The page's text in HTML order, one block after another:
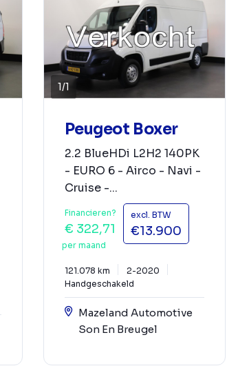
1/1
Peugeot Boxer
2.2 BlueHDi L2H2 140PK
- EURO 6 - Airco - Navi -
Cruise -...
Financieren?
€ 322,71
per maand
excl. BTW
€13.900
121.078 km
2-2020
Handgeschakeld
Mazeland Automotive
Son En Breugel